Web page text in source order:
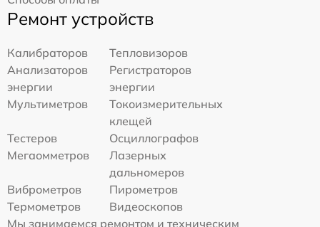
Ремонт устройств
Калибраторов
Тепловизоров
Анализаторов
энергии
Регистраторов
энергии
Мультиметров
Токоизмерительных
клещей
Тестеров
Осциллографов
Мегаомметров
Лазерных
дальномеров
Виброметров
Пирометров
Термометров
Видеоскопов
Мы занимаемся ремонтом и техническим